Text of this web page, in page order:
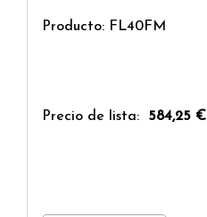
Producto: FL40FM
Precio de lista: 584,25 €